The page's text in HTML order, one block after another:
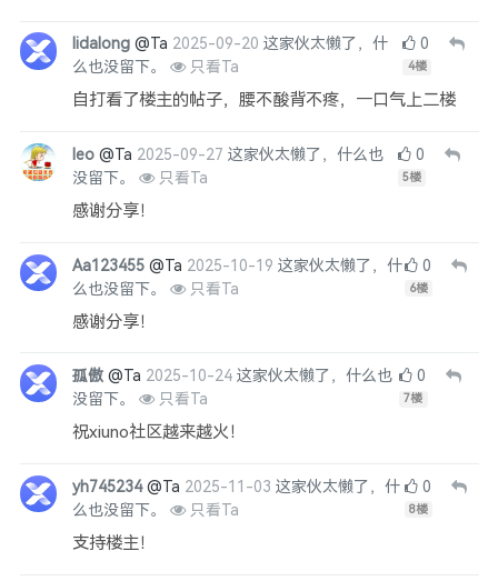
lidalong @Ta 2025-09-20 这家伙太懒了，什
么也没留下。
只看Ta
0
4楼
自打看了楼主的帖子，腰不酸背不疼，一口气上二楼
leo @Ta 2025-09-27 这家伙太懒了，什么也
没留下。
只看Ta
0
5楼
感谢分享！
Aa123455 @Ta 2025-10-19 这家伙太懒了，什
么也没留下。
只看Ta
0
6楼
感谢分享！
孤傲 @Ta 2025-10-24 这家伙太懒了，什么也
没留下。
只看Ta
0
7楼
祝xiuno社区越来越火！
yh745234 @Ta 2025-11-03 这家伙太懒了，什
么也没留下。
只看Ta
0
8楼
支持楼主！